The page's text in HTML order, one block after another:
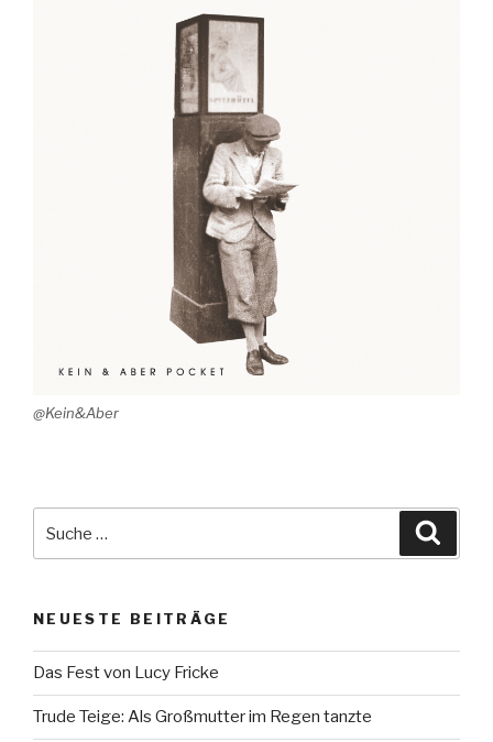
@Kein&Aber
nach:
NEUESTE BEITRÄGE
Das Fest von Lucy Fricke
Trude Teige: Als Großmutter im Regen tanzte